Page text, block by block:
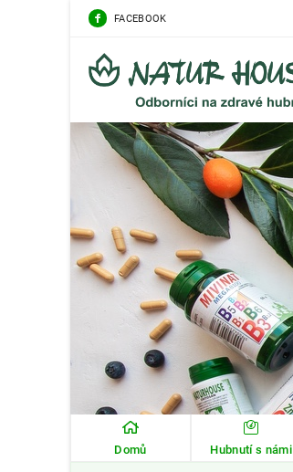
FACEBOOK
Domů Hubnutí s námi